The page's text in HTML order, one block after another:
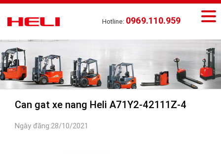
Hotline: 0969.110.959
Can gat xe nang Heli A71Y2-42111Z-4
Ngày đăng:28/10/2021